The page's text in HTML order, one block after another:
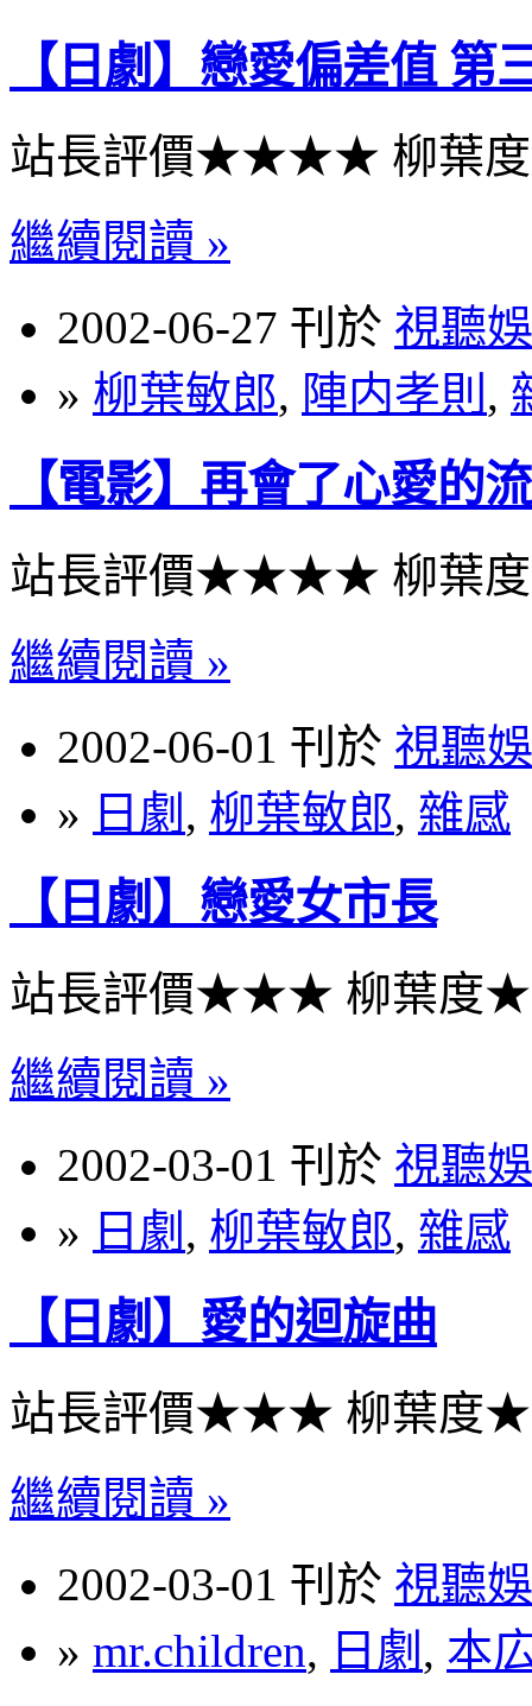
【日劇】戀愛偏差值 第
站長評價★★★★ 柳葉
繼續閱讀 »
2002-06-27 刊於 視聽
» 柳葉敏郎, 陣内孝則 ,
【電影】再會了心愛的
站長評價★★★★ 柳
繼續閱讀 »
2002-06-01 刊於 視聽
» 日劇 , 柳葉敏郎, 雜感
【日劇】戀愛女市長
站長評價★★★ 柳葉
繼續閱讀 »
2002-03-01 刊於 視聽
» 日劇 , 柳葉敏郎, 雜感
【日劇】愛的迴旋曲
站長評價★★★ 柳葉
繼續閱讀 »
2002-03-01 刊於 視聽
» mr.children, 日劇 , 本